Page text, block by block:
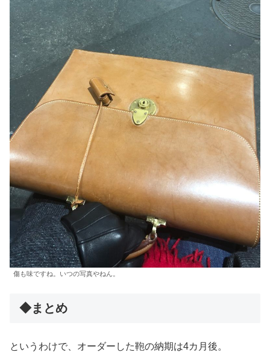
傷も味ですね。いつの写真やねん。
◆まとめ
というわけで、オーダーした鞄の納期は4カ月後。